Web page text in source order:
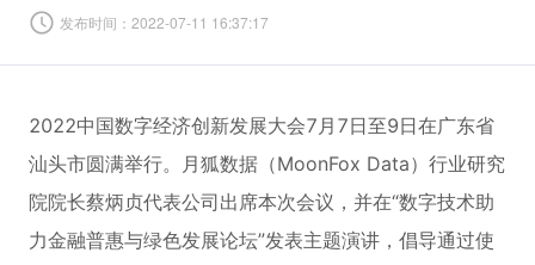
发布时间： 2022-07-11 16:37:17
2022中国数字经济创新发展大会7月7日至9日在广东省
汕头市圆满举行。月狐数据（MoonFox Data）行业研究
院院长蔡炳贞代表公司出席本次会议，并在“数字技术助
力金融普惠与绿色发展论坛”发表主题演讲，倡导通过使